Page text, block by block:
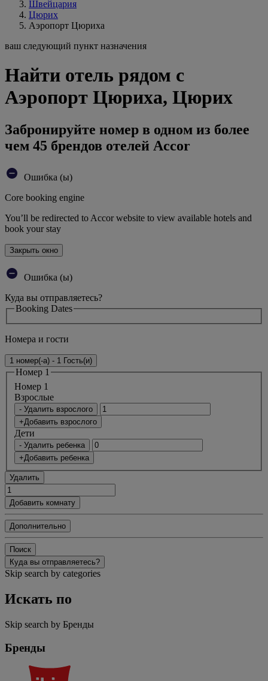
Швейцария
Цюрих
Аэропорт Цюриха
ваш следующий пункт назначения
Найти отель рядом с
Аэропорт Цюриха, Цюрих
Забронируйте номер в одном из более
чем 45 брендов отелей Accor
Ошибка (ы)
Core booking engine
You’ll be redirected to Accor website to view available hotels and
book your stay
Закрыть окно
Ошибка (ы)
Куда вы отправляетесь?
Booking Dates
Номера и гости
1 номер(-а) - 1 Гость(и)
Номер 1
Номер 1
Bзрослые
- Удалить взрослого
+Добавить взрослого
Дети
- Удалить ребенка
+Добавить ребенка
Удалить
Добавить комнату
Дополнительно
Поиск
Куда вы отправляетесь?
Skip search by categories
Искать по
Skip search by Бренды
Бренды